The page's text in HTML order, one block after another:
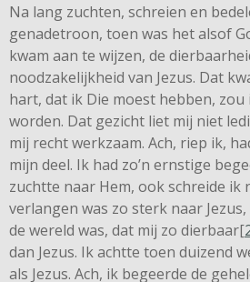
Na lang zuchten, schreien en
genadetroon, toen was het alsof
kwam aan te wijzen, de
noodzakelijkheid van Jezus. Dat
hart, dat ik Die moest hebben,
worden. Dat gezicht liet mij niet
mij recht werkzaam. Ach, riep ik,
mijn deel. Ik had zo’n ernstige
zuchtte naar Hem, ook schreide ik
verlangen was zo sterk naar
de wereld was, dat mij zo dierbaar[
dan Jezus. Ik achtte toen duizend
als Jezus. Ach, ik begeerde de